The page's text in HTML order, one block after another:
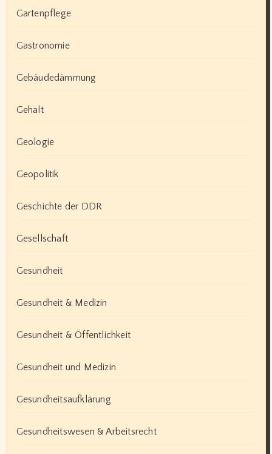
Gartenpflege
Gastronomie
Gebäudedämmung
Gehalt
Geologie
Geopolitik
Geschichte der DDR
Gesellschaft
Gesundheit
Gesundheit & Medizin
Gesundheit & Öffentlichkeit
Gesundheit und Medizin
Gesundheitsaufklärung
Gesundheitswesen & Arbeitsrecht